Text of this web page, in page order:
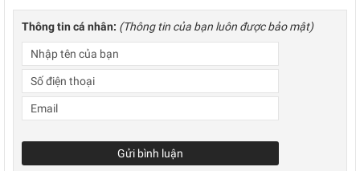
Thông tin cá nhân: (Thông tin của bạn luôn được bảo mật)
Gửi bình luận